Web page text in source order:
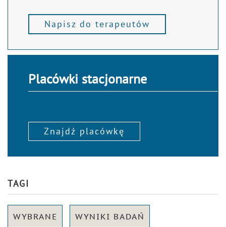
Napisz do terapeutów
Placówki stacjonarne
Znajdź placówkę
TAGI
WYBRANE WYNIKI BADAŃ